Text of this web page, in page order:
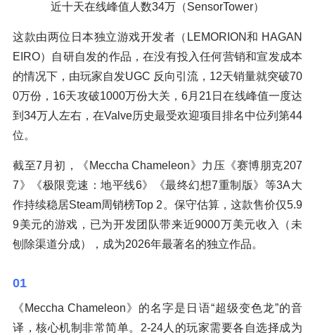
近十天在线峰值人数34万（SensorTower）
这款由两位日本独立游戏开发者（LEMORION和 HAGAN
EIRO）自研自发的作品，在没有投入任何营销和宣发成本
的情况下，由玩家自发UGC 反向引流，12天销量就突破70
0万份，16天攻破1000万份大关，6月21日在线峰值一度达
到34万人左右，在Valve历史最受欢迎项目排名中位列第44
位。
截至7月初，《Meccha Chameleon》力压《赛博朋克207
7》《极限竞速：地平线6》《最终幻想7重制版》等3A大
作持续稳居Steam周销榜Top 2。保守估算，这款售价仅5.9
9美元的游戏，已为开发团队带来近9000万美元收入（未
刨除渠道分成），成为2026年最著名的独立作品。
01
《Meccha Chameleon》的名字是日语“超级变色龙”的音
译，核心机制非常简单。2-24人的玩家需要各自选择成为